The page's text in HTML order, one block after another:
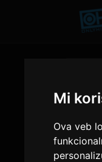
Mi
Ova veb